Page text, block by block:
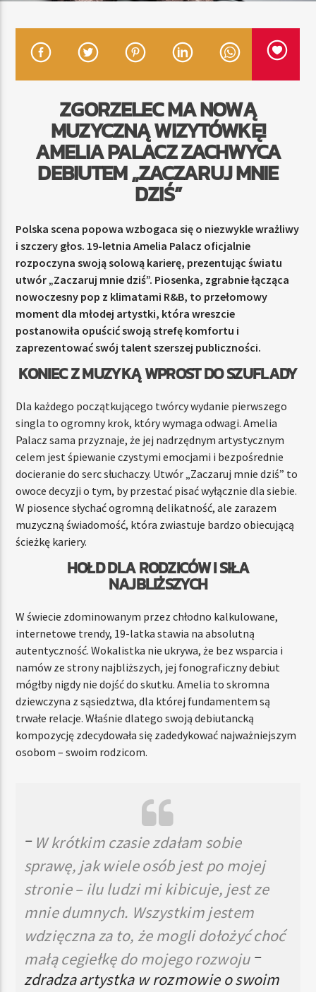
TERAZ
GLOBALSESSIONS
Radio Strefa Muzy
ZGORZELEC MA NOWĄ
MUZYCZNĄ WIZYTÓWKĘ!
AMELIA PALACZ ZACHWYCA
DEBIUTEM „ZACZARUJ MNIE
DZIŚ”
Polska scena popowa wzbogaca się o niezwykle wrażliwy
i szczery głos. 19-letnia Amelia Palacz oficjalnie
rozpoczyna swoją solową karierę, prezentując światu
utwór „Zaczaruj mnie dziś”. Piosenka, zgrabnie łącząca
nowoczesny pop z klimatami R&B, to przełomowy
moment dla młodej artystki, która wreszcie
postanowiła opuścić swoją strefę komfortu i
zaprezentować swój talent szerszej publiczności.
KONIEC Z MUZYKĄ WPROST DO SZUFLADY
Dla każdego początkującego twórcy wydanie pierwszego
singla to ogromny krok, który wymaga odwagi. Amelia
Palacz sama przyznaje, że jej nadrzędnym artystycznym
celem jest śpiewanie czystymi emocjami i bezpośrednie
docieranie do serc słuchaczy. Utwór „Zaczaruj mnie dziś” to
owoce decyzji o tym, by przestać pisać wyłącznie dla siebie.
W piosence słychać ogromną delikatność, ale zarazem
muzyczną świadomość, która zwiastuje bardzo obiecującą
ścieżkę kariery.
HOŁD DLA RODZICÓW I SIŁA
NAJBLIŻSZYCH
W świecie zdominowanym przez chłodno kalkulowane,
internetowe trendy, 19-latka stawia na absolutną
autentyczność. Wokalistka nie ukrywa, że bez wsparcia i
namów ze strony najbliższych, jej fonograficzny debiut
mógłby nigdy nie dojść do skutku. Amelia to skromna
dziewczyna z sąsiedztwa, dla której fundamentem są
trwałe relacje. Właśnie dlatego swoją debiutancką
kompozycję zdecydowała się zadedykować najważniejszym
osobom – swoim rodzicom.
– W krótkim czasie zdałam sobie
sprawę, jak wiele osób jest po mojej
stronie – ilu ludzi mi kibicuje, jest ze
mnie dumnych. Wszystkim jestem
wdzięczna za to, że mogli dołożyć choć
małą cegiełkę do mojego rozwoju–
zdradza artystka w rozmowie o swoim